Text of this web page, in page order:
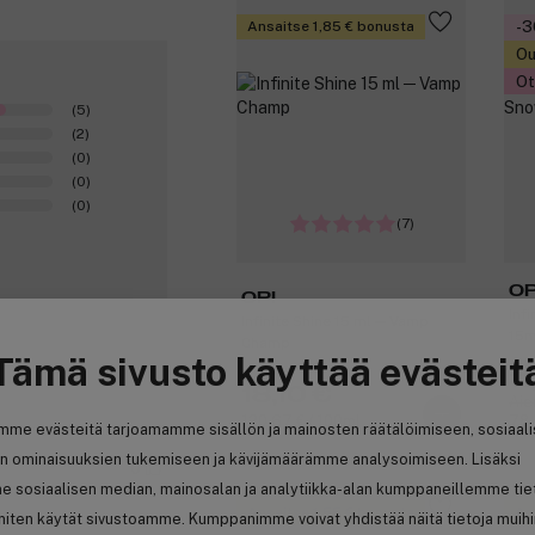
sivusto käyttää
evästeitä tarjoamamme sisällön ja mainosten räätälöimiseen,
ominaisuuksien tukemiseen ja kävijämäärämme analysoimiseen. Lisäksi
sosiaalisen median, mainosalan ja analytiikka-alan kumppaneillemme
käytät sivustoamme. Kumppanimme voivat yhdistää näitä tietoja
Ansaitse 1,85 € bonusta
(7)
OPI
18,10 €
120,67 € / 100ml
-
Ansaitse 1,55 € bonusta
(5)
(2)
(0)
(0)
(0)
0